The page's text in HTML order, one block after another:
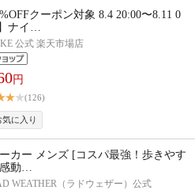
クーポン対象 8.4 20:00〜8.11 0
ナイ…
公式 楽天市場店
円
(126)
カー メンズ [コスパ最強！歩きやす
動…
WEATHER（ラドウェザー）公式